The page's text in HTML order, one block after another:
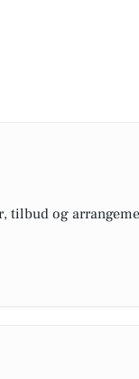
og